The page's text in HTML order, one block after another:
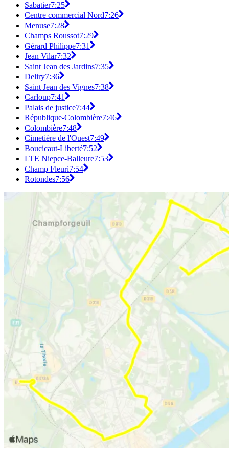
Sabatier7:25
Centre commercial Nord7:26
Menuse7:28
Champs Roussot7:29
Gérard Philippe7:31
Jean Vilar7:32
Saint Jean des Jardins7:35
Deliry7:36
Saint Jean des Vignes7:38
Carloup7:41
Palais de justice7:44
République-Colombière7:46
Colombière7:48
Cimetière de l'Ouest7:49
Boucicaut-Liberté7:52
LTE Niepce-Balleure7:53
Champ Fleuri7:54
Rotondes7:56